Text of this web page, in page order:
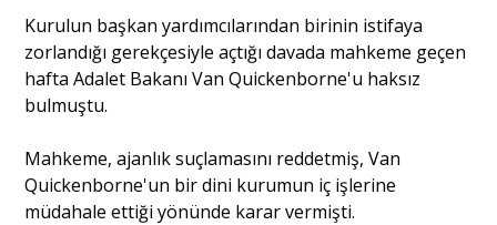
Kurulun başkan yardımcılarından birinin istifaya
zorlandığı gerekçesiyle açtığı davada mahkeme geçen
hafta Adalet Bakanı Van Quickenborne'u haksız
bulmuştu.
Mahkeme, ajanlık suçlamasını reddetmiş, Van
Quickenborne'un bir dini kurumun iç işlerine
müdahale ettiği yönünde karar vermişti.